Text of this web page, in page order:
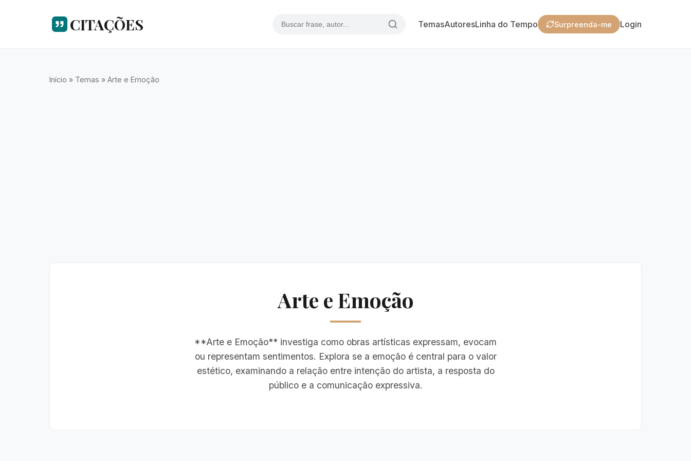
CITAÇÕES TemasAutoresLinha do Tempo Surpreenda-me Login
Início » Temas » Arte e Emoção
Arte e Emoção
**Arte e Emoção** investiga como obras artísticas expressam, evocam
ou representam sentimentos. Explora se a emoção é central para o valor
estético, examinando a relação entre intenção do artista, a resposta do
público e a comunicação expressiva.